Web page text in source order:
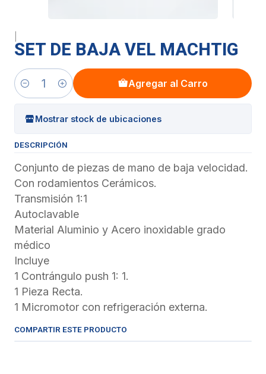
SET DE BAJA VEL MACHTIG
Cantidad
Agregar al Carro
Mostrar stock de ubicaciones
DESCRIPCIÓN
Conjunto de piezas de mano de baja velocidad.
Con rodamientos Cerámicos.
Transmisión 1:1
Autoclavable
Material Aluminio y Acero inoxidable grado
médico
Incluye
1 Contrángulo push 1: 1.
1 Pieza Recta.
1 Micromotor con refrigeración externa.
COMPARTIR ESTE PRODUCTO